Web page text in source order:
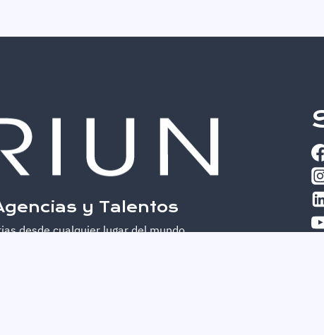
y Talentos
desde cualquier lugar del mundo.